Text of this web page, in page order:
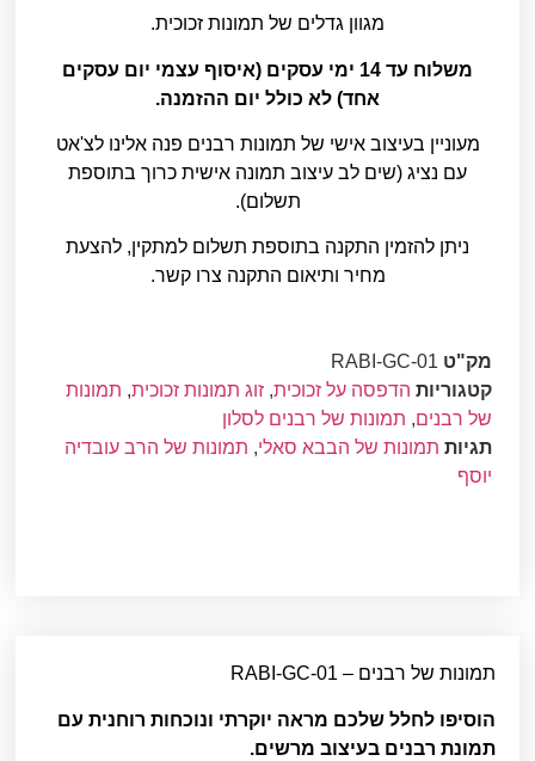
מגוון גדלים של תמונות זכוכית.
משלוח עד 14 ימי עסקים (איסוף עצמי יום עסקים
אחד) לא כולל יום ההזמנה.
מעוניין בעיצוב אישי של תמונות רבנים פנה אלינו לצ'אט
עם נציג (שים לב עיצוב תמונה אישית כרוך בתוספת
תשלום).
ניתן להזמין התקנה בתוספת תשלום למתקין, להצעת
מחיר ותיאום התקנה צרו קשר.
מק"ט RABI-GC-01
קטגוריות הדפסה על זכוכית,זוג תמונות זכוכית, תמונות
של רבנים, תמונות של רבנים לסלון
תגיות תמונות של הבבא סאלי, תמונות של הרב עובדיה
יוסף
תמונות של רבנים – RABI-GC-01
הוסיפו לחלל שלכם מראה יוקרתי ונוכחות רוחנית עם
תמונת רבנים בעיצוב מרשים.